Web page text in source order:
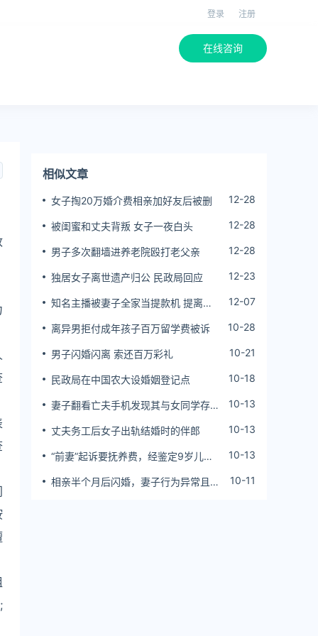
登录 注册
在线咨询
相似文章
女子掏20万婚介费相亲加好友后被删 12-28
被闺蜜和丈夫背叛 女子一夜白头 12-28
男子多次翻墙进养老院殴打老父亲 12-28
独居女子离世遗产归公 民政局回应 12-23
知名主播被妻子全家当提款机 提离婚
12-07
离异男拒付成年孩子百万留学费被诉 10-28
男子闪婚闪离 索还百万彩礼 10-21
民政局在中国农大设婚姻登记点 10-18
妻子翻看亡夫手机发现其与女同学存婚
10-13
丈夫务工后女子出轨结婚时的伴郎 10-13
“前妻”起诉要抚养费，经鉴定9岁儿子
10-13
相亲半个月后闪婚，妻子行为异常且持
10-11